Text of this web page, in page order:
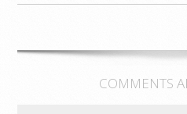
COMMENTS